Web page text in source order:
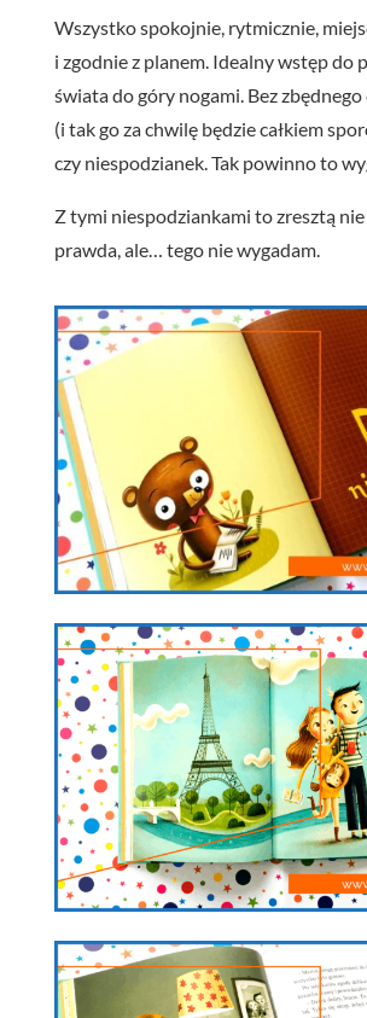
Wszystko spokojnie, rytmicznie,
i zgodnie z planem. Idealny wstęp do
świata do góry nogami. Bez zbędnego
(i tak go za chwilę będzie całkiem
czy niespodzianek. Tak powinno to
Z tymi niespodziankami to zresztą
prawda, ale… tego nie wygadam.